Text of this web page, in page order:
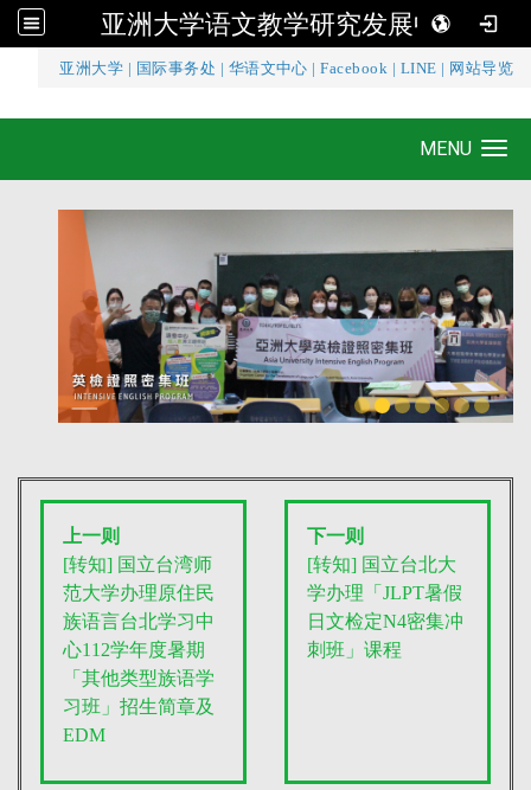
亚洲大学语文教学研究发展中心
亚洲大学 国际事务处 华语文中心 |Facebook LINE 网站导览
亚洲大学语文教学研究发展中心
MENU
上一则
[转知] 国立台湾师
范大学办理原住民
族语言台北学习中
心112学年度暑期
「其他类型族语学
习班」招生简章及
EDM
下一则
[转知] 国立台北大
学办理「JLPT暑假
日文检定N4密集冲
刺班」课程